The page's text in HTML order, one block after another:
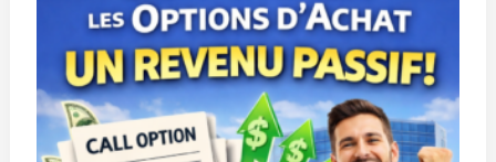
vos
actions
(Guide
complet)